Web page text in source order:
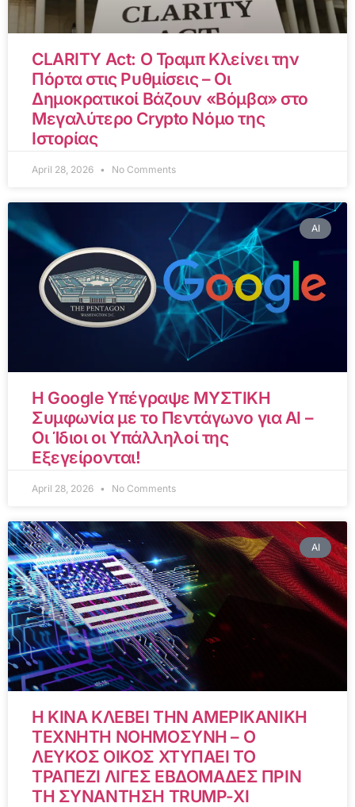
CLARITY Act: Ο Τραμπ Κλείνει την
Πόρτα στις Ρυθμίσεις – Οι
Δημοκρατικοί Βάζουν «Βόμβα» στο
Μεγαλύτερο Crypto Νόμο της
Ιστορίας
April 28, 2026 No Comments
AI
Η Google Υπέγραψε ΜΥΣΤΙΚΗ
Συμφωνία με το Πεντάγωνο για AI –
Οι Ίδιοι οι Υπάλληλοί της
Εξεγείρονται!
April 28, 2026 No Comments
AI
Η ΚΙΝΑ ΚΛΕΒΕΙ ΤΗΝ ΑΜΕΡΙΚΑΝΙΚΗ
ΤΕΧΝΗΤΗ ΝΟΗΜΟΣΥΝΗ – Ο
ΛΕΥΚΟΣ ΟΙΚΟΣ ΧΤΥΠΑΕΙ ΤΟ
ΤΡΑΠΕΖΙ ΛΙΓΕΣ ΕΒΔΟΜΑΔΕΣ ΠΡΙΝ
ΤΗ ΣΥΝΑΝΤΗΣΗ TRUMP-XI